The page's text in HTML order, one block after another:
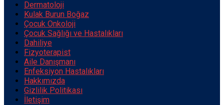
Dermatoloji
Kulak Burun Boğaz
Çocuk Onkoloji
Çocuk Sağlığı ve Hastalıkları
Dahiliye
Fizyoterapist
Aile Danışmanı
Enfeksiyon Hastalıkları
Hakkımızda
Gizlilik Politikası
İletişim